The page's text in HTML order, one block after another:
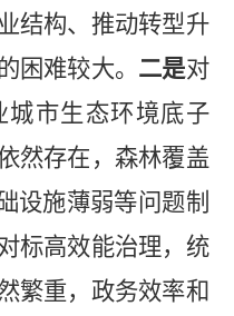
结构、推动转型升
困难较大。 二是对
城市生态环境底子
然存在，森林覆盖
设施薄弱等问题制
标高效能治理，统
繁重，政务效率和